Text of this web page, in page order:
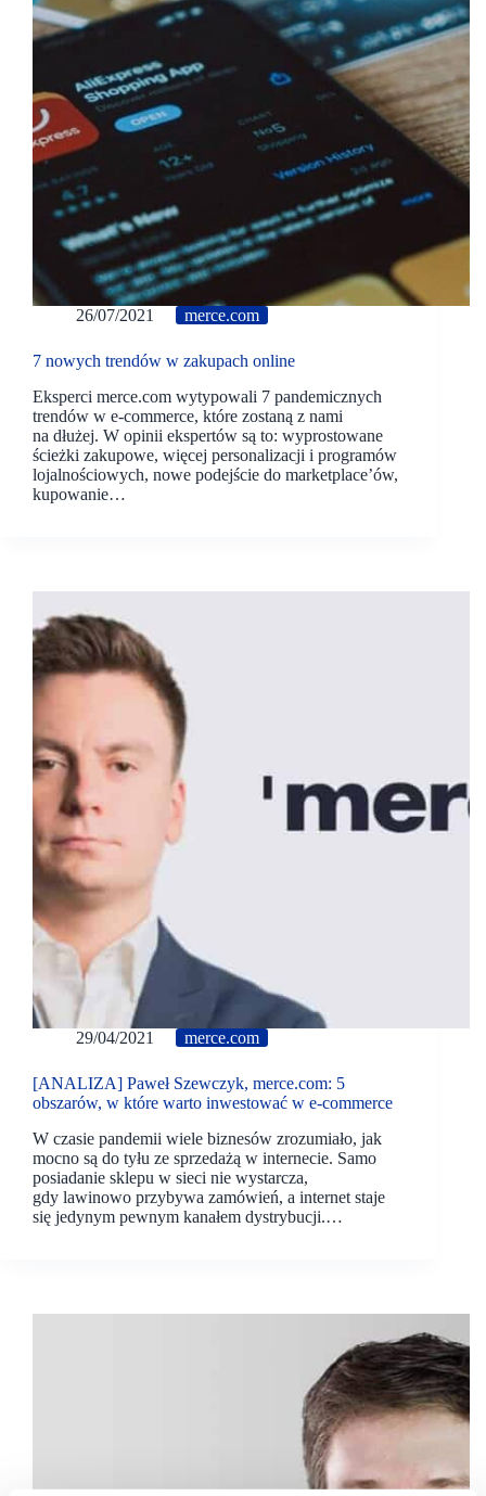
26/07/2021 merce.com
7 nowych trendów w zakupach online
Eksperci merce.com wytypowali 7 pandemicznych
trendów w e-commerce, które zostaną z nami
na dłużej. W opinii ekspertów są to: wyprostowane
ścieżki zakupowe, więcej personalizacji i programów
lojalnościowych, nowe podejście do marketplace’ów,
kupowanie…
29/04/2021 merce.com
[ANALIZA] Paweł Szewczyk, merce.com: 5
obszarów, w które warto inwestować w e-commerce
W czasie pandemii wiele biznesów zrozumiało, jak
mocno są do tyłu ze sprzedażą w internecie. Samo
posiadanie sklepu w sieci nie wystarcza,
gdy lawinowo przybywa zamówień, a internet staje
się jedynym pewnym kanałem dystrybucji.…